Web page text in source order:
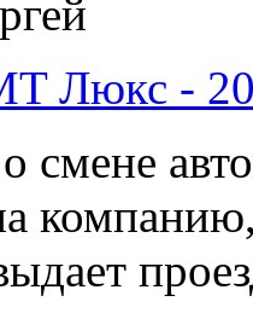
Люкс -
смене
компанию,